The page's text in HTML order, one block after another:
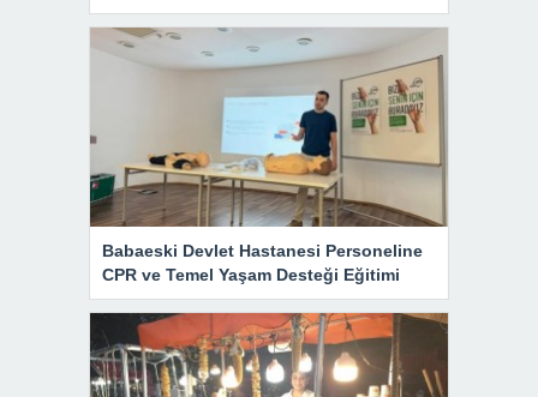
Babaeski Devlet Hastanesi Personeline
CPR ve Temel Yaşam Desteği Eğitimi